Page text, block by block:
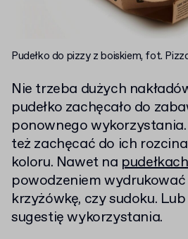
Pudełko do pizzy z boiskiem, fot.
Nie trzeba dużych
pudełko zachęcało do
ponownego
też zachęcać do ich
koloru. Nawet na
powodzeniem
krzyżówkę, czy sudoku.
sugestię wykorzystania.